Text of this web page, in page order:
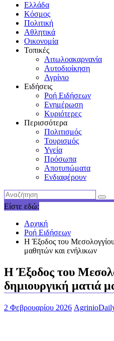
Ελλάδα
Κόσμος
Πολιτική
Αθλητικά
Οικονομία
Τοπικές
Αιτωλοακαρνανία
Αυτοδιοίκηση
Αγρίνιο
Ειδήσεις
Ροή Ειδήσεων
Ενημέρωση
Κυριότερες
Περισσότερα
Πολιτισμός
Τουρισμός
Υγεία
Πρόσωπα
Αποτυπώματα
Ενδιαφέρουν
Είστε εδώ:
Αρχική
Ροή Ειδήσεων
Η Έξοδος του
μαθητών και ενήλικων
Η Έξοδος του
δημιουργική ματιά
2 Φεβρουαρίου 2026